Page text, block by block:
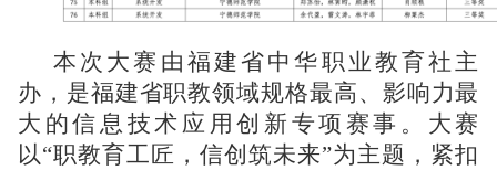
本次大赛由福建省中华职业教育社主
办，是福建省职教领域规格最高、影响力最
大的信息技术应用创新专项赛事。大赛
以“职教育工匠，信创筑未来”为主题，紧扣